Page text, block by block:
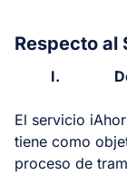
Respecto al
I.
El servicio
tiene como
proceso de